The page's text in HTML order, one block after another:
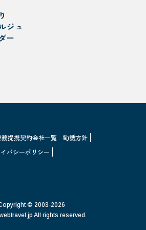
ジュ
ー
提携契約会社一覧
勧誘方針
バシーポリシー
© 2003-2026
All rights reserved.